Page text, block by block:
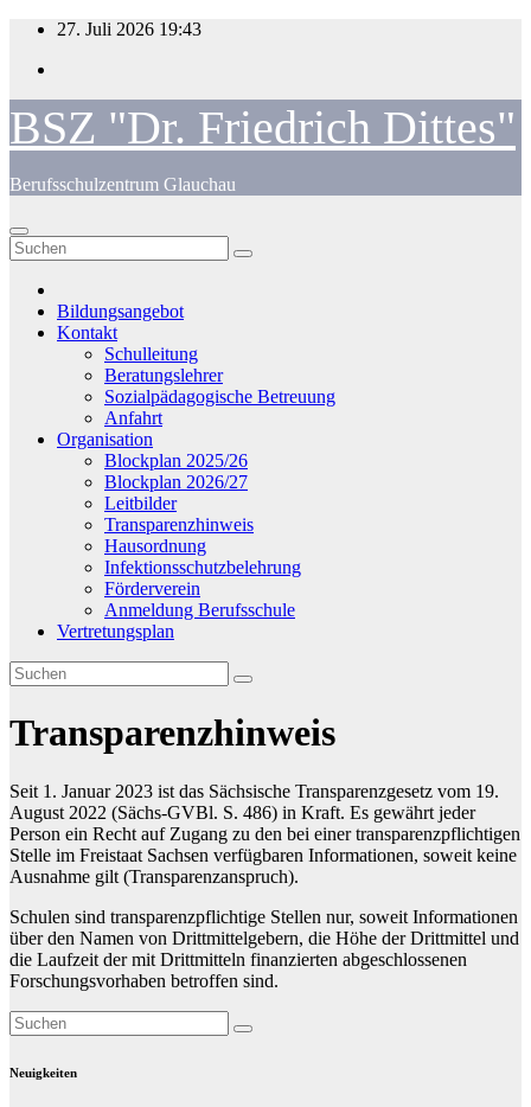
Zum
springen
27. Juli 2026 19:43
BSZ "Dr. Friedrich Dittes"
Berufsschulzentrum Glauchau
Bildungsangebot
Kontakt
Schulleitung
Beratungslehrer
Sozialpädagogische Betreuung
Anfahrt
Organisation
Blockplan 2025/26
Blockplan 2026/27
Leitbilder
Transparenzhinweis
Hausordnung
Infektionsschutzbelehrung
Förderverein
Anmeldung Berufsschule
Vertretungsplan
Transparenzhinweis
Seit 1. Januar 2023 ist das Sächsische Transparenzgesetz vom 19.
August 2022 (Sächs-GVBl. S. 486) in Kraft. Es gewährt jeder
Person ein Recht auf Zugang zu den bei einer transparenzpflichtigen
Stelle im Freistaat Sachsen verfügbaren Informationen, soweit keine
Ausnahme gilt (Transparenzanspruch).
Schulen sind transparenzpflichtige Stellen nur, soweit Informationen
über den Namen von Drittmittelgebern, die Höhe der Drittmittel und
die Laufzeit der mit Drittmitteln finanzierten abgeschlossenen
Forschungsvorhaben betroffen sind.
Neuigkeiten